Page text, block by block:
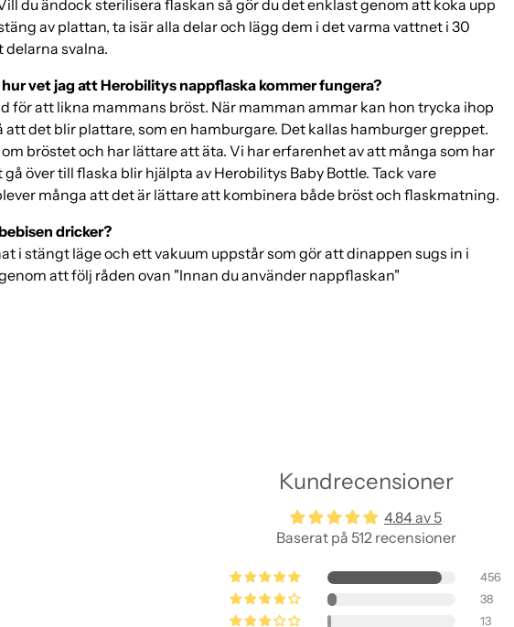
du ändock sterilisera flaskan så gör du det enklast genom att koka upp
av plattan, ta isär alla delar och lägg dem i det varma vattnet i 30
delarna svalna.
vet jag att Herobilitys nappflaska kommer fungera?
för att likna mammans bröst. När mamman ammar kan hon trycka ihop
att det blir plattare, som en hamburgare. Det kallas hamburger greppet.
bröstet och har lättare att äta. Vi har erfarenhet av att många som har
över till flaska blir hjälpta av Herobilitys Baby Bottle. Tack vare
många att det är lättare att kombinera både bröst och flaskmatning.
dricker?
i stängt läge och ett vakuum uppstår som gör att dinappen sugs in i
att följ råden ovan "Innan du använder nappflaskan"
Kundrecensioner
4.84 av 5
Baserat på 512 recensioner
456
38
13